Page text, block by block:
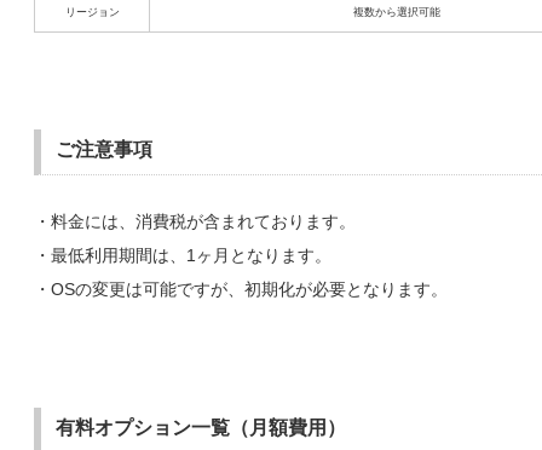
リージョン 複数から選択可能
ご注意事項
・料金には、消費税が含まれております。
・最低利用期間は、1ヶ月となります。
・OSの変更は可能ですが、初期化が必要となります。
有料オプション一覧（月額費用）